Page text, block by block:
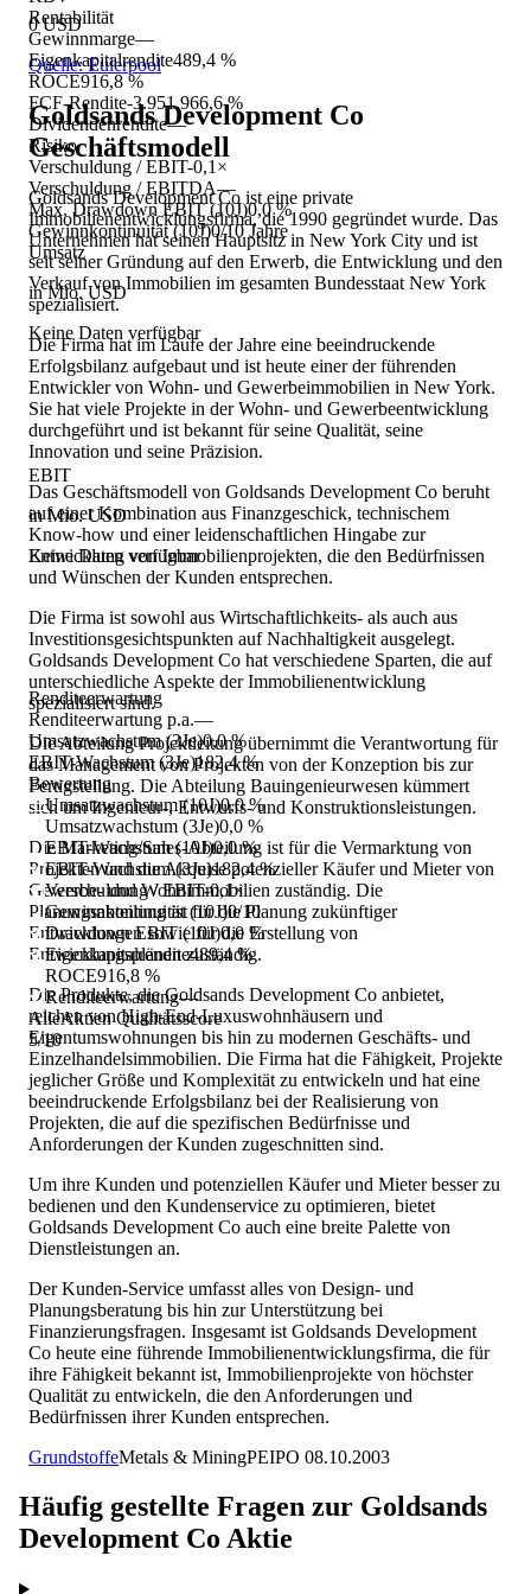
Rentabilität
Gewinnmarge—
Eigenkapitalrendite489,4 %
ROCE916,8 %
FCF-Rendite-3.951.966,6 %
Dividendenrendite—
Risiko
Verschuldung / EBIT-0,1×
Verschuldung / EBITDA—
Max. Drawdown EBIT (10J)0,0 %
Gewinnkontinuität (10J)0/10 Jahre
Umsatz
in Mio. USD
Keine Daten verfügbar
EBIT
in Mio. USD
Keine Daten verfügbar
Renditeerwartung
Renditeerwartung p.a.—
Umsatzwachstum (3Je)0,0 %
EBIT-Wachstum (3Je)182,4 %
Bewertung
Umsatzwachstum (10J)0,0 %
Umsatzwachstum (3Je)0,0 %
EBIT-Wachstum (10J)0,0 %
EBIT-Wachstum (3Je)182,4 %
Verschuldung / EBIT-0,1×
Gewinnkontinuität (10J)0/10
Drawdown EBIT (10J)0,0 %
Eigenkapitalrendite489,4 %
ROCE916,8 %
Renditeerwartung—
AlleAktien Qualitätsscore
5/10
0 USD
Quelle: Eulerpool
Goldsands Development Co
Geschäftsmodell
Goldsands Development Co ist eine private
Immobilienentwicklungsfirma, die 1990 gegründet wurde. Das
Unternehmen hat seinen Hauptsitz in New York City und ist
seit seiner Gründung auf den Erwerb, die Entwicklung und den
Verkauf von Immobilien im gesamten Bundesstaat New York
spezialisiert.
Die Firma hat im Laufe der Jahre eine beeindruckende
Erfolgsbilanz aufgebaut und ist heute einer der führenden
Entwickler von Wohn- und Gewerbeimmobilien in New York.
Sie hat viele Projekte in der Wohn- und Gewerbeentwicklung
durchgeführt und ist bekannt für seine Qualität, seine
Innovation und seine Präzision.
Das Geschäftsmodell von Goldsands Development Co beruht
auf einer Kombination aus Finanzgeschick, technischem
Know-how und einer leidenschaftlichen Hingabe zur
Entwicklung von Immobilienprojekten, die den Bedürfnissen
und Wünschen der Kunden entsprechen.
Die Firma ist sowohl aus Wirtschaftlichkeits- als auch aus
Investitionsgesichtspunkten auf Nachhaltigkeit ausgelegt.
Goldsands Development Co hat verschiedene Sparten, die auf
unterschiedliche Aspekte der Immobilienentwicklung
spezialisiert sind.
Die Abteilung Projektleitung übernimmt die Verantwortung für
das Management von Projekten von der Konzeption bis zur
Fertigstellung. Die Abteilung Bauingenieurwesen kümmert
sich um Ingenieur-, Entwurfs- und Konstruktionsleistungen.
Die Marketing/Sales-Abteilung ist für die Vermarktung von
Projekten und die Akquise potenzieller Käufer und Mieter von
Gewerbe- und Wohnimmobilien zuständig. Die
Planungsabteilung ist für die Planung zukünftiger
Entwicklungen sowie für die Erstellung von
Entwicklungsplänen zuständig.
Die Produkte, die Goldsands Development Co anbietet,
reichen von High-End-Luxuswohnhäusern und
Eigentumswohnungen bis hin zu modernen Geschäfts- und
Einzelhandelsimmobilien. Die Firma hat die Fähigkeit, Projekte
jeglicher Größe und Komplexität zu entwickeln und hat eine
beeindruckende Erfolgsbilanz bei der Realisierung von
Projekten, die auf die spezifischen Bedürfnisse und
Anforderungen der Kunden zugeschnitten sind.
Um ihre Kunden und potenziellen Käufer und Mieter besser zu
bedienen und den Kundenservice zu optimieren, bietet
Goldsands Development Co auch eine breite Palette von
Dienstleistungen an.
Der Kunden-Service umfasst alles von Design- und
Planungsberatung bis hin zur Unterstützung bei
Finanzierungsfragen. Insgesamt ist Goldsands Development
Co heute eine führende Immobilienentwicklungsfirma, die für
ihre Fähigkeit bekannt ist, Immobilienprojekte von höchster
Qualität zu entwickeln, die den Anforderungen und
Bedürfnissen ihrer Kunden entsprechen.
GrundstoffeMetals & MiningPEIPO 08.10.2003
Häufig gestellte Fragen zur Goldsands
Development Co Aktie